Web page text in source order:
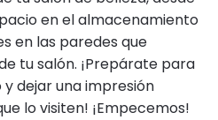
en el almacenamiento
en las paredes que
tu salón. ¡Prepárate para
dejar una impresión
lo visiten! ¡Empecemos!